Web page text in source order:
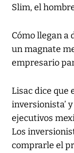
Slim, el
Cómo llegan a
un magnate
empresario
Lisac dice que
inversionista’
ejecutivos
Los
comprarle el